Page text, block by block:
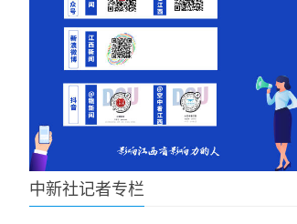
中新社记者专栏